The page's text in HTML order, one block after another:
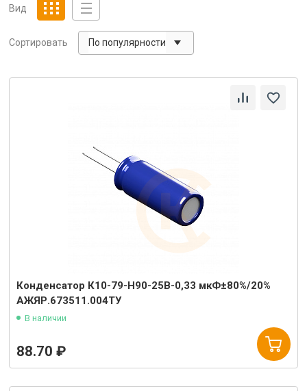
Вид
Сортировать По популярности
Конденсатор К10-79-Н90-25В-0,33 мкФ±80%/20%
АЖЯР.673511.004ТУ
В наличии
88.70 ₽